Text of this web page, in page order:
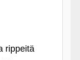
rippeitä